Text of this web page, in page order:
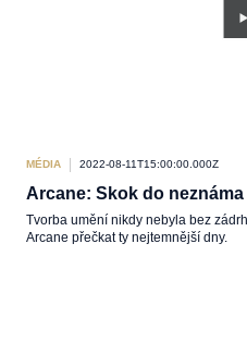
MÉDIA 2022-08-11T15:00:00.000Z
Arcane: Skok do neznáma
Tvorba umění nikdy nebyla bez
Arcane přečkat ty nejtemnější dny.